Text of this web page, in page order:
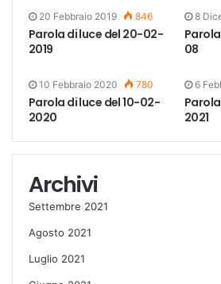
20 Febbraio 2019 846
Parola di luce del 20-02-
2019
8
08
10 Febbraio 2020 780
Parola di luce del 10-02-
2020
6
2021
Archivi
Settembre 2021
Agosto 2021
Luglio 2021